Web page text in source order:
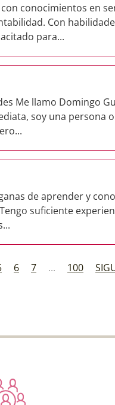
conocimientos en
Con
para...
Me llamo Domingo
soy una persona
de aprender y
suficiente
6 7 ... 100